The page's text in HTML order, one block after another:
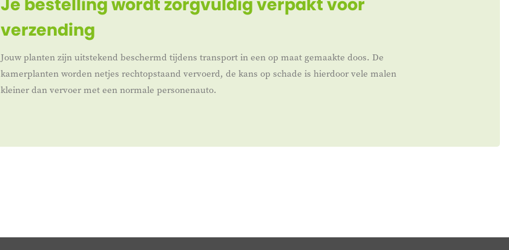
verzending
Jouw planten zijn uitstekend beschermd tijdens transport in een op maat gemaakte doos. De
kamerplanten worden netjes rechtopstaand vervoerd, de kans op schade is hierdoor vele malen
kleiner dan vervoer met een normale personenauto.